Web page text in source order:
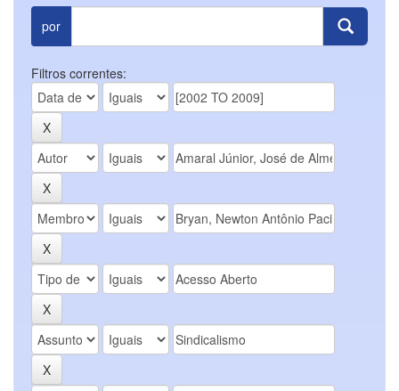
por
Filtros correntes: